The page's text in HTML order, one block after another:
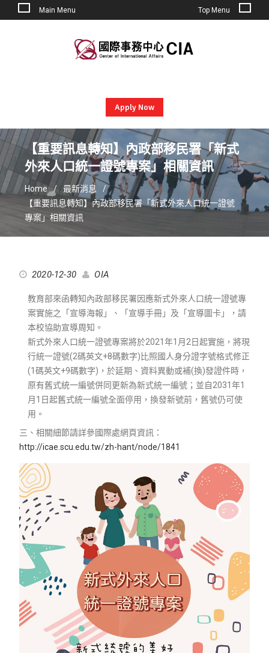
Main Menu Top Menu
Apply Now
【重要訊息轉知】內政部移民署「新式
外來人口統一證號專案」相關資訊
Home
最新消息
【重要訊息轉知】內政部移民署「新式外來人口統一證號
專案」相關資訊
2020-12-30 OIA
教育部來函轉知內政部移民署因應新式外來人口統一證號專
案實施之「宣導海報」、「宣導手冊」及「宣導圖卡」，請
本校協助宣導周知。
新式外來人口統一證號專案將於2021年1月2日起實施，將現
行統一證號(2碼英文+8碼數字)比照國人身分證字號格式修正
(1碼英文+9碼數字)，於延期、資料異動或補(換)發證件時，
原有舊式統一編號併同更新為新式統一編號；並自2031年1
月1日起舊式統一編號全面停用，換發新號前，舊號仍可使
用。
三、相關細節請詳參國際處網頁資訊：
http://icae.scu.edu.tw/zh-hant/node/1841